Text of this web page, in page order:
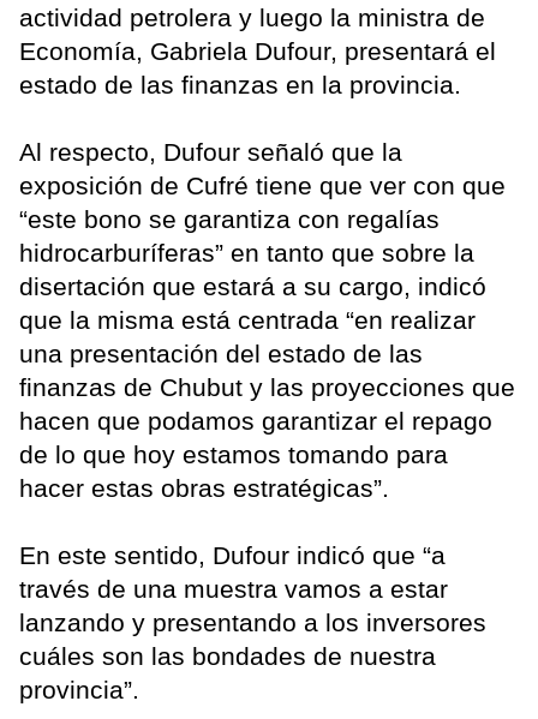
actividad petrolera y luego la ministra de
Economía, Gabriela Dufour, presentará el
estado de las finanzas en la provincia.
Al respecto, Dufour señaló que la
exposición de Cufré tiene que ver con que
“este bono se garantiza con regalías
hidrocarburíferas” en tanto que sobre la
disertación que estará a su cargo, indicó
que la misma está centrada “en realizar
una presentación del estado de las
finanzas de Chubut y las proyecciones que
hacen que podamos garantizar el repago
de lo que hoy estamos tomando para
hacer estas obras estratégicas”.
En este sentido, Dufour indicó que “a
través de una muestra vamos a estar
lanzando y presentando a los inversores
cuáles son las bondades de nuestra
provincia”.